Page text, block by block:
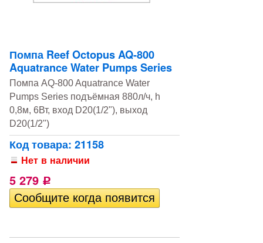
Помпа Reef Octopus AQ-800
Aquatrance Water Pumps Series
Помпа AQ-800 Aquatrance Water
Pumps Series подъёмная 880л/ч, h
0,8м, 6Вт, вход D20(1/2"), выход
D20(1/2")
Код товара: 21158
Нет в наличии
5 279 Р